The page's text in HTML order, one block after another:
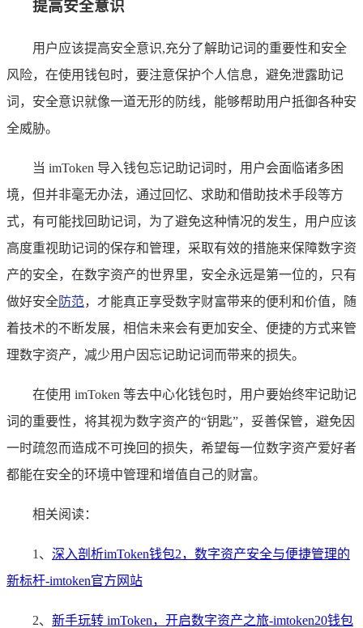
提高安全意识
用户应该提高安全意识,充分了解助记词的重要性和安全
风险，在使用钱包时，要注意保护个人信息，避免泄露助记
词，安全意识就像一道无形的防线，能够帮助用户抵御各种安
全威胁。
当 imToken 导入钱包忘记助记词时，用户会面临诸多困
境，但并非毫无办法，通过回忆、求助和借助技术手段等方
式，有可能找回助记词，为了避免这种情况的发生，用户应该
高度重视助记词的保存和管理，采取有效的措施来保障数字资
产的安全，在数字资产的世界里，安全永远是第一位的，只有
做好安全防范，才能真正享受数字财富带来的便利和价值，随
着技术的不断发展，相信未来会有更加安全、便捷的方式来管
理数字资产，减少用户因忘记助记词而带来的损失。
在使用 imToken 等去中心化钱包时，用户要始终牢记助记
词的重要性，将其视为数字资产的“钥匙”，妥善保管，避免因
一时疏忽而造成不可挽回的损失，希望每一位数字资产爱好者
都能在安全的环境中管理和增值自己的财富。
相关阅读：
1、 深入剖析imToken钱包2，数字资产安全与便捷管理的
新标杆-imtoken官方网站
2、 新手玩转 imToken，开启数字资产之旅-imtoken20钱包